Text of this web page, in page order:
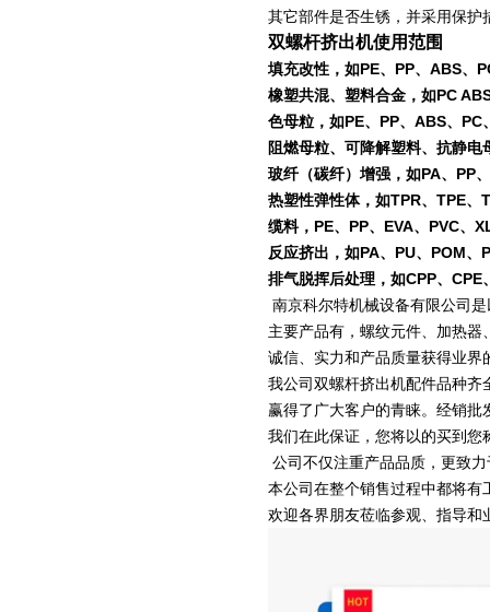
其它部件是否生锈，并采用保护
双螺杆挤出机使用范围
填充改性，如PE、PP、ABS、
橡塑共混、塑料合金，如PC
色母粒，如PE、PP、ABS、PC
阻燃母粒、可降解塑料、抗静电
玻纤（碳纤）增强，如PA、PP
热塑性弹性体，如TPR、TPE、
缆料，PE、PP、EVA、PVC、
反应挤出，如PA、PU、POM、
排气脱挥后处理，如CPP、
南京科尔特机械设备有限公司
主要产品有，螺纹元件、加热
诚信、实力和产品质量获得业界
我公司双螺杆挤出机配件品种
赢得了广大客户的青睐。经销
我们在此保证，您将以的买到您
公司不仅注重产品品质，更致
本公司在整个销售过程中都将
欢迎各界朋友莅临参观、指导和